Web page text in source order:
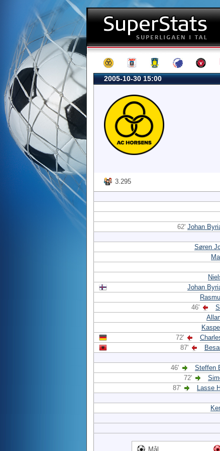
2005-10-30 15:00
3.295
62' Johan
Søren
Johan
46'
72'
87'
46' Steffen
72'
87'
Lasse
Mål